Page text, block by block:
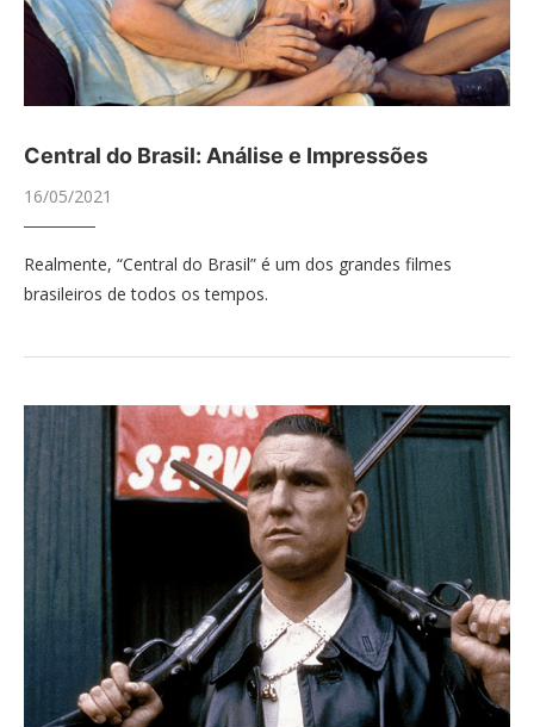
Central do Brasil: Análise e Impressões
16/05/2021
Realmente, “Central do Brasil” é um dos grandes filmes
brasileiros de todos os tempos.